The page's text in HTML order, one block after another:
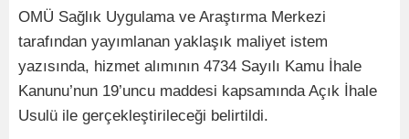
OMÜ Sağlık Uygulama ve Araştırma Merkezi
tarafından yayımlanan yaklaşık maliyet istem
yazısında, hizmet alımının 4734 Sayılı Kamu İhale
Kanunu’nun 19’uncu maddesi kapsamında Açık İhale
Usulü ile gerçekleştirileceği belirtildi.